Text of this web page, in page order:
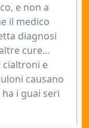
e non a
il medico
diagnosi
cure...
cialtroni e
causano
i guai seri